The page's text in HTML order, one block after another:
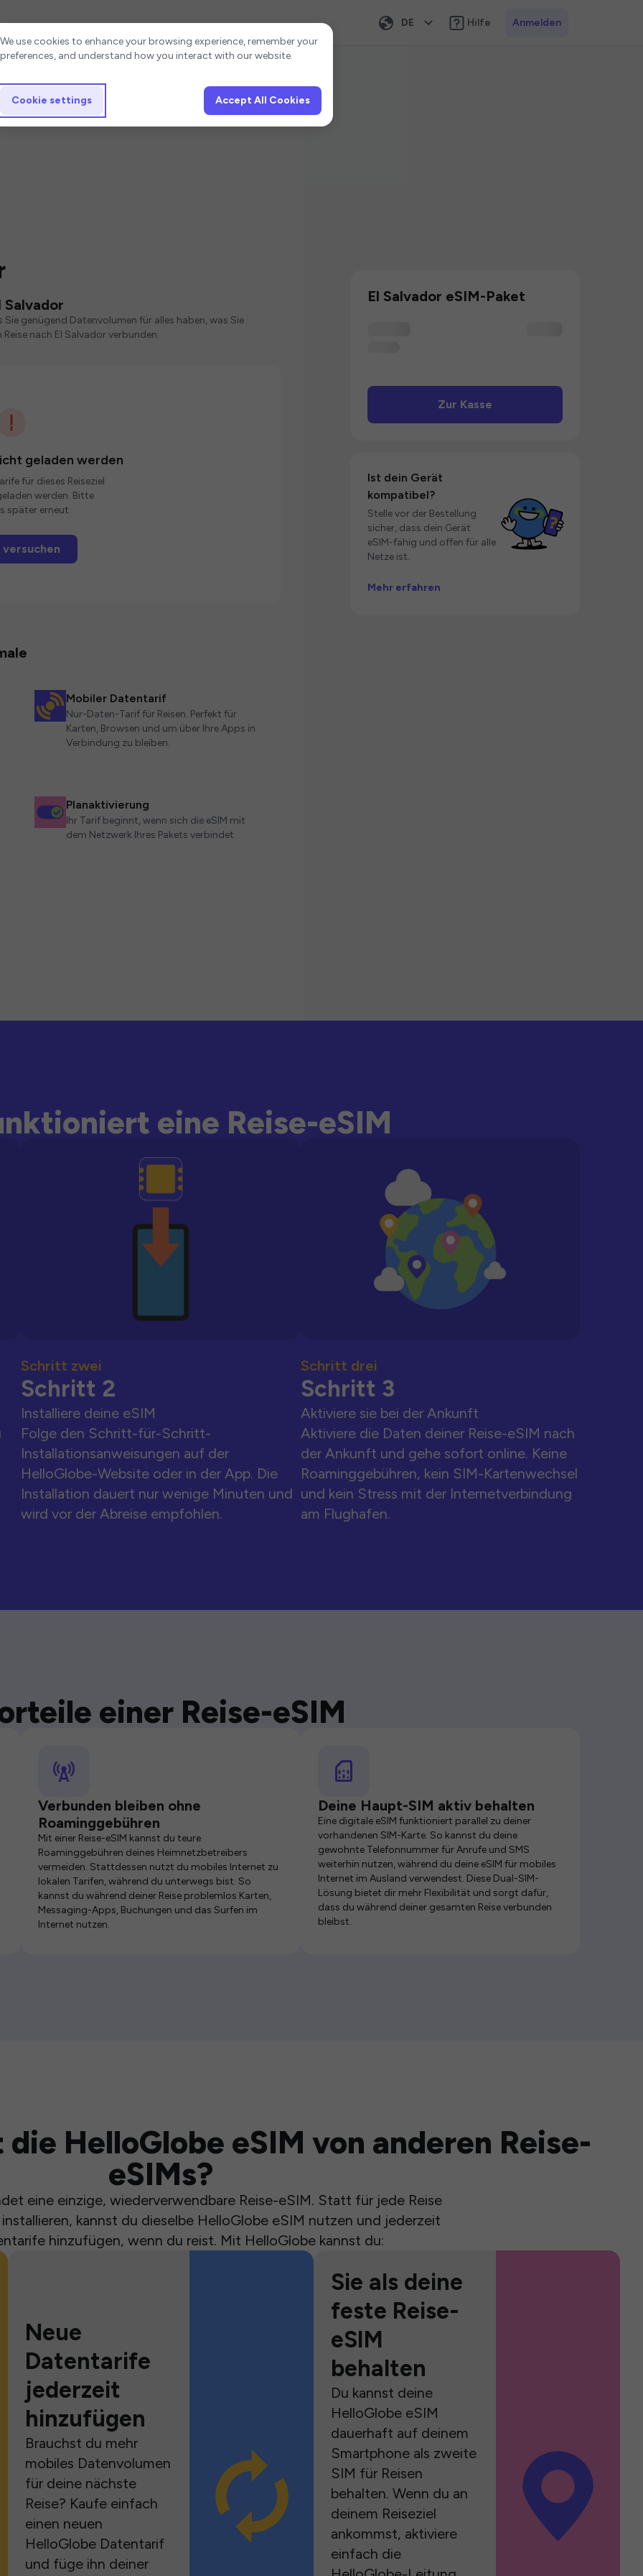
DE Hilfe Anmelden
Salvador
genügend Datenvolumen für alles haben, was Sie
nach El Salvador verbunden.
geladen werden
für dieses Reiseziel
werden. Bitte
später erneut.
Mobiler Datentarif
Nur-Daten-Tarif für Reisen. Perfekt für
Karten, Browsen und um über Ihre Apps in
Verbindung zu bleiben.
Planaktivierung
Ihr Tarif beginnt, wenn sich die eSIM mit
dem Netzwerk Ihres Pakets verbindet.
El Salvador eSIM-Paket
Zur Kasse
Ist dein Gerät
kompatibel?
Stelle vor der Bestellung
sicher, dass dein Gerät
eSIM-fähig und offen für alle
Netze ist.
Mehr erfahren
eine Reise-eSIM
Schritt zwei
Schritt 2
Installiere deine eSIM
Folge den Schritt-für-Schritt-
Installationsanweisungen auf der
HelloGlobe-Website oder in der App. Die
Installation dauert nur wenige Minuten und
wird vor der Abreise empfohlen.
Schritt drei
Schritt 3
Aktiviere sie bei der Ankunft
Aktiviere die Daten deiner Reise-eSIM nach
der Ankunft und gehe sofort online. Keine
Roaminggebühren, kein SIM-Kartenwechsel
und kein Stress mit der Internetverbindung
am Flughafen.
einer Reise-eSIM
Verbunden bleiben ohne
Roaminggebühren
Mit einer Reise-eSIM kannst du teure
Roaminggebühren deines Heimnetzbetreibers
vermeiden. Stattdessen nutzt du mobiles Internet zu
lokalen Tarifen, während du unterwegs bist. So
kannst du während deiner Reise problemlos Karten,
Messaging-Apps, Buchungen und das Surfen im
Internet nutzen.
Deine Haupt-SIM aktiv behalten
Eine digitale eSIM funktioniert parallel zu deiner
vorhandenen SIM-Karte. So kannst du deine
gewohnte Telefonnummer für Anrufe und SMS
weiterhin nutzen, während du deine eSIM für mobiles
Internet im Ausland verwendest. Diese Dual-SIM-
Lösung bietet dir mehr Flexibilität und sorgt dafür,
dass du während deiner gesamten Reise verbunden
bleibst.
HelloGlobe eSIM von anderen Reise-
eSIMs?
eine einzige, wiederverwendbare Reise-eSIM. Statt für jede Reise
kannst du dieselbe HelloGlobe eSIM nutzen und jederzeit
hinzufügen, wenn du reist. Mit HelloGlobe kannst du:
Neue
Datentarife
jederzeit
hinzufügen
Brauchst du mehr
mobiles Datenvolumen
für deine nächste
Reise? Kaufe einfach
einen neuen
HelloGlobe Datentarif
und füge ihn deiner
Sie als deine
feste Reise-
eSIM
behalten
Du kannst deine
HelloGlobe eSIM
dauerhaft auf deinem
Smartphone als zweite
SIM für Reisen
behalten. Wenn du an
deinem Reiseziel
ankommst, aktiviere
einfach die
Cookie settings
We use cookies to enhance your browsing experience, remember your
preferences, and understand how you interact with our website.
Cookie settings Accept All Cookies